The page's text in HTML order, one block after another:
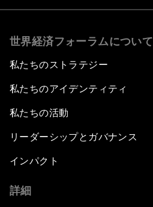
世界経済フォーラムについて
私たちのストラテジー
私たちのアイデンティティ
私たちの活動
リーダーシップとガバナンス
インパクト
詳細